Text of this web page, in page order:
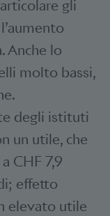
gli
Anche lo
molto bassi,
degli istituti
un utile, che
CHF 7,9
effetto
elevato utile